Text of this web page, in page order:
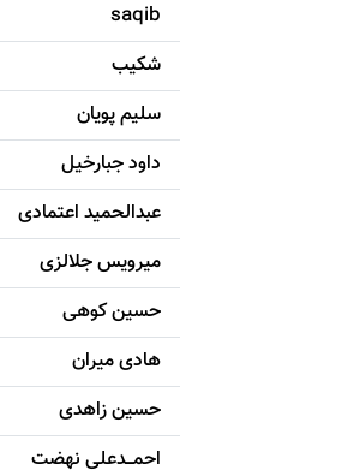
saqib
شکيب
سليم پویان
داود جبارخیل
عبدالحمید اعتمادی
میرویس جلالزی
حسين کوهی
هادی ميران
حسين زاهدی
احمـــدعلی نهضت